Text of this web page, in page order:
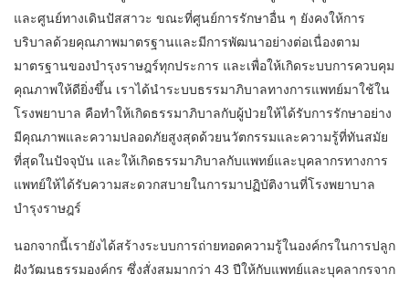
และศูนย์ทางเดินปัสสาวะ ขณะที่ศูนย์การรักษาอื่น ๆ ยังคงให้การ
บริบาลด้วยคุณภาพมาตรฐานและมีการพัฒนาอย่างต่อเนื่องตาม
มาตรฐานของบำรุงราษฎร์ทุกประการ และเพื่อให้เกิดระบบการควบคุม
คุณภาพให้ดียิ่งขึ้น เราได้นำระบบธรรมาภิบาลทางการแพทย์มาใช้ใน
โรงพยาบาล คือทำให้เกิดธรรมาภิบาลกับผู้ป่วยให้ได้รับการรักษาอย่าง
มีคุณภาพและความปลอดภัยสูงสุดด้วยนวัตกรรมและความรู้ที่ทันสมัย
ที่สุดในปัจจุบัน และให้เกิดธรรมาภิบาลกับแพทย์และบุคลากรทางการ
แพทย์ให้ได้รับความสะดวกสบายในการมาปฏิบัติงานที่โรงพยาบาล
บำรุงราษฎร์
นอกจากนี้เรายังได้สร้างระบบการถ่ายทอดความรู้ในองค์กรในการปลูก
ฝังวัฒนธรรมองค์กร ซึ่งสั่งสมมากว่า 43 ปีให้กับแพทย์และบุคลากรจาก